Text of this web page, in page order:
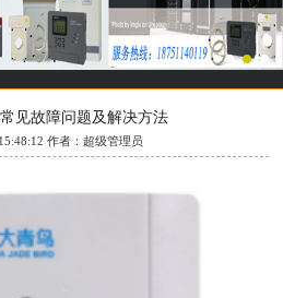
见故障问题及解决方法
作者：超级管理员